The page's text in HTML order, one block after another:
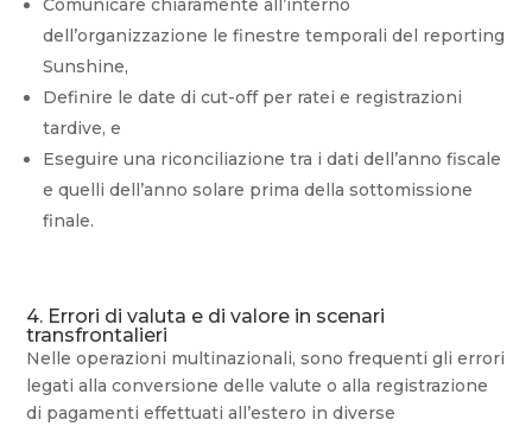
Comunicare chiaramente all’interno
dell’organizzazione le finestre temporali del reporting
Sunshine,
Definire le date di cut-off per ratei e registrazioni
tardive, e
Eseguire una riconciliazione tra i dati dell’anno fiscale
e quelli dell’anno solare prima della sottomissione
finale.
4. Errori di valuta e di valore in scenari
transfrontalieri
Nelle operazioni multinazionali, sono frequenti gli errori
legati alla conversione delle valute o alla registrazione
di pagamenti effettuati all’estero in diverse